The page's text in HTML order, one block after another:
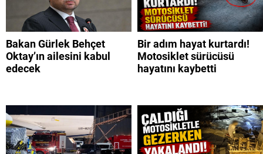
Bakan Gürlek Behçet
Oktay’ın ailesini kabul
edecek
Bir adım hayat kurtardı!
Motosiklet sürücüsü
hayatını kaybetti